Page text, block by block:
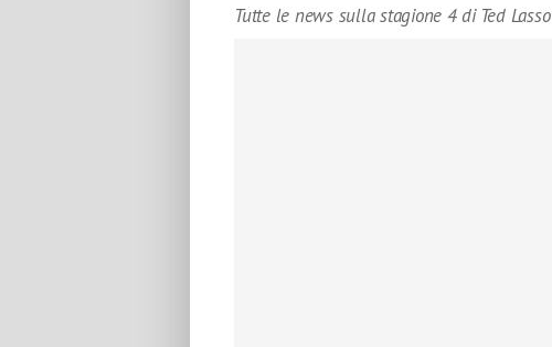
Tutte le news sulla stagione 4 di Ted Lasso